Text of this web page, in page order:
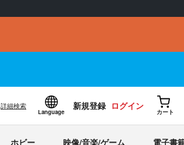
詳細検索
Language
新規登録 ログイン
カート
ホビー 映像/音楽/ゲーム 電子書